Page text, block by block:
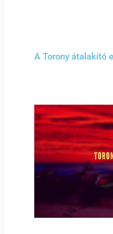
A Torony átalakító